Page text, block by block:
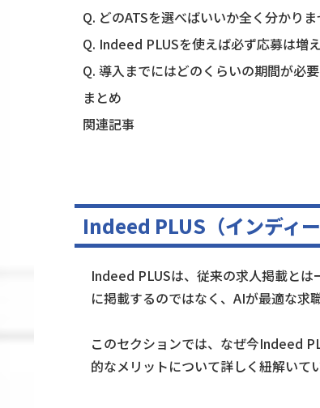
Q. どのATSを選べばいいか全く分かりま
Q. Indeed PLUSを使えば必ず応募は増
Q. 導入までにはどのくらいの期間が必
まとめ
関連記事
Indeed PLUS（インディ
Indeed PLUSは、従来の求人掲載とは
に掲載するのではなく、AIが最適な求
このセクションでは、なぜ今Indeed
的なメリットについて詳しく紐解いて